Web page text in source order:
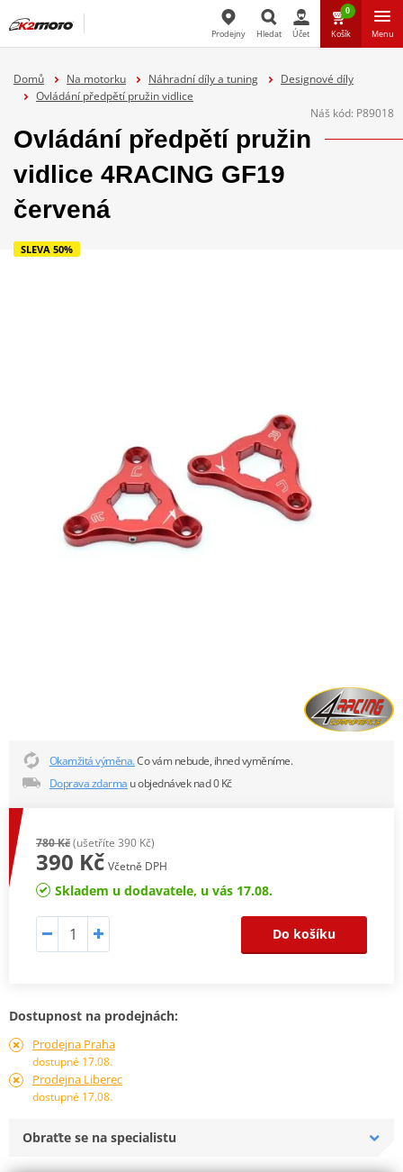
Hledat
Prodejny Hledat Účet
0
Košík Menu
Domů Na motorku Náhradní díly a tuning
Designové díly
Ovládání předpětí pružin vidlice
Náš kód: P89018
Ovládání předpětí pružin
vidlice 4RACING GF19
červená
SLEVA 50%
Okamžitá výměna.Co vám nebude, ihned vyměníme.
Doprava zdarma u objednávek nad 0 Kč
780 Kč(ušetříte 390 Kč)
390 Kč Včetně DPH
Skladem u dodavatele, u vás 17.08.
Do košíku
Dostupnost na prodejnách:
Prodejna Praha
dostupné 17.08.
Prodejna Liberec
dostupné 17.08.
Obraťte se na specialistu